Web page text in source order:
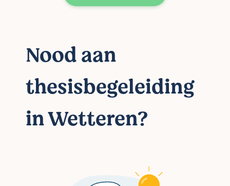
Nood aan
thesisbegeleiding
in Wetteren?